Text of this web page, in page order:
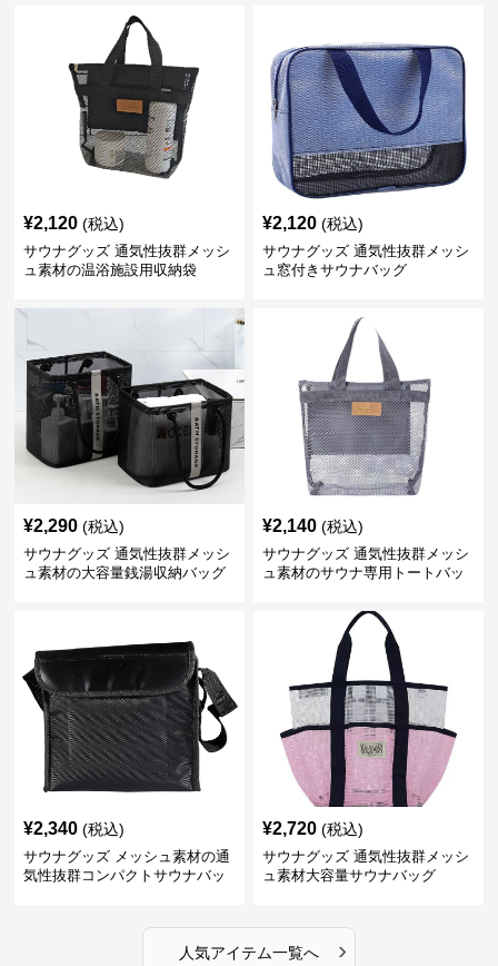
¥2,120 (税込)
サウナグッズ 通気性抜群メッシ
ュ素材の温浴施設用収納袋
¥2,120 (税込)
サウナグッズ 通気性抜群メッシ
ュ窓付きサウナバッグ
¥2,290 (税込)
サウナグッズ 通気性抜群メッシ
ュ素材の大容量銭湯収納バッグ
¥2,140 (税込)
サウナグッズ 通気性抜群メッシ
ュ素材のサウナ専用トートバッ
¥2,340 (税込)
サウナグッズ メッシュ素材の通
気性抜群コンパクトサウナバッ
¥2,720 (税込)
サウナグッズ 通気性抜群メッシ
ュ素材大容量サウナバッグ
人気アイテム一覧へ ›